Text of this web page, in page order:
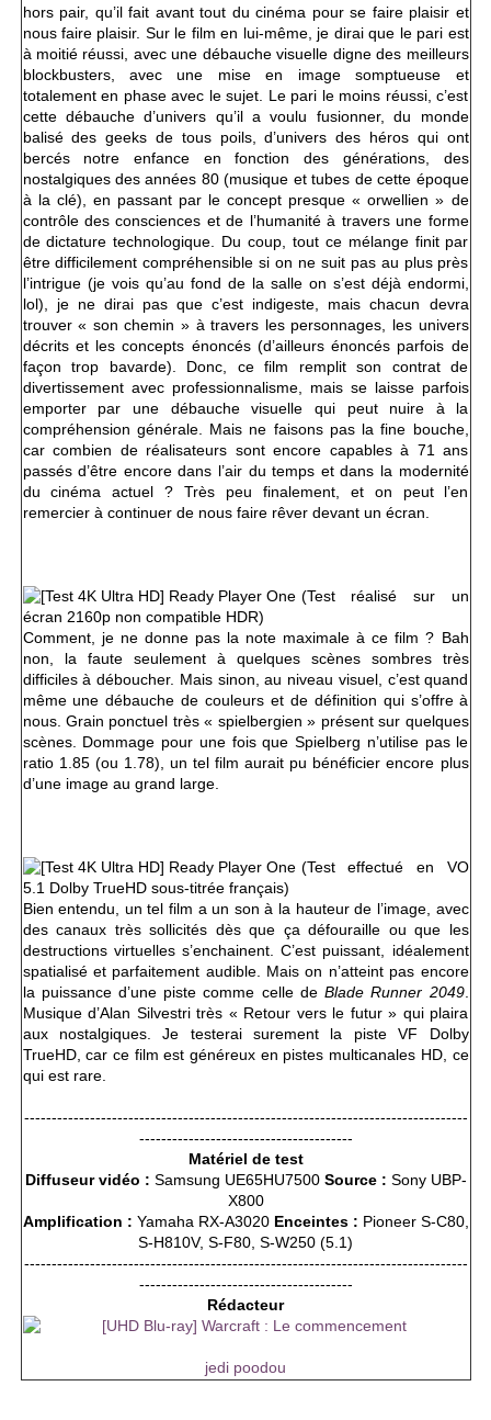
hors pair, qu’il fait avant tout du cinéma pour se faire plaisir et
nous faire plaisir. Sur le film en lui-même, je dirai que le pari est
à moitié réussi, avec une débauche visuelle digne des meilleurs
blockbusters, avec une mise en image somptueuse et
totalement en phase avec le sujet. Le pari le moins réussi, c’est
cette débauche d’univers qu’il a voulu fusionner, du monde
balisé des geeks de tous poils, d’univers des héros qui ont
bercés notre enfance en fonction des générations, des
nostalgiques des années 80 (musique et tubes de cette époque
à la clé), en passant par le concept presque « orwellien » de
contrôle des consciences et de l’humanité à travers une forme
de dictature technologique. Du coup, tout ce mélange finit par
être difficilement compréhensible si on ne suit pas au plus près
l’intrigue (je vois qu’au fond de la salle on s’est déjà endormi,
lol), je ne dirai pas que c’est indigeste, mais chacun devra
trouver « son chemin » à travers les personnages, les univers
décrits et les concepts énoncés (d’ailleurs énoncés parfois de
façon trop bavarde). Donc, ce film remplit son contrat de
divertissement avec professionnalisme, mais se laisse parfois
emporter par une débauche visuelle qui peut nuire à la
compréhension générale. Mais ne faisons pas la fine bouche,
car combien de réalisateurs sont encore capables à 71 ans
passés d’être encore dans l’air du temps et dans la modernité
du cinéma actuel ? Très peu finalement, et on peut l’en
remercier à continuer de nous faire rêver devant un écran.
(Test réalisé sur un
écran 2160p non compatible HDR)
Comment, je ne donne pas la note maximale à ce film ? Bah
non, la faute seulement à quelques scènes sombres très
difficiles à déboucher. Mais sinon, au niveau visuel, c’est quand
même une débauche de couleurs et de définition qui s’offre à
nous. Grain ponctuel très « spielbergien » présent sur quelques
scènes. Dommage pour une fois que Spielberg n’utilise pas le
ratio 1.85 (ou 1.78), un tel film aurait pu bénéficier encore plus
d’une image au grand large.
(Test effectué en VO
5.1 Dolby TrueHD sous-titrée français)
Bien entendu, un tel film a un son à la hauteur de l’image, avec
des canaux très sollicités dès que ça défouraille ou que les
destructions virtuelles s’enchainent. C’est puissant, idéalement
spatialisé et parfaitement audible. Mais on n’atteint pas encore
la puissance d’une piste comme celle deBlade Runner 2049.
Musique d’Alan Silvestri très « Retour vers le futur » qui plaira
aux nostalgiques. Je testerai surement la piste VF Dolby
TrueHD, car ce film est généreux en pistes multicanales HD, ce
qui est rare.
---------------------------------------------------------------------------------
---------------------------------------
Matériel de test
Diffuseur vidéo : Samsung UE65HU7500 Source : Sony UBP-
X800
Amplification : Yamaha RX-A3020 Enceintes : Pioneer S-C80,
S-H810V, S-F80, S-W250 (5.1)
---------------------------------------------------------------------------------
---------------------------------------
Rédacteur
jedi poodou